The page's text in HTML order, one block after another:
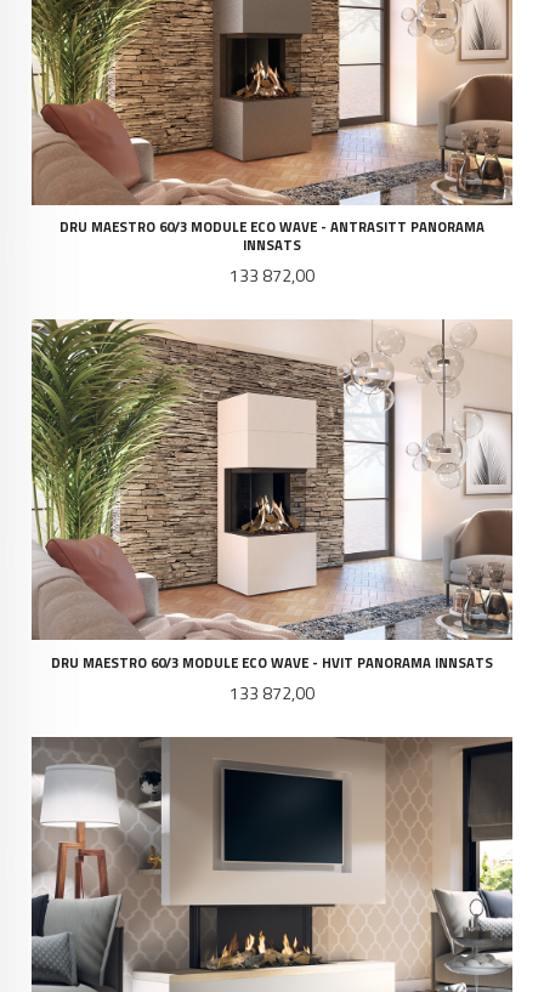
DRU MAESTRO 60/3 MODULE ECO WAVE - ANTRASITT PANORAMA
INNSATS
Pris
133 872,00
DRU MAESTRO 60/3 MODULE ECO WAVE - HVIT PANORAMA INNSATS
Pris
133 872,00